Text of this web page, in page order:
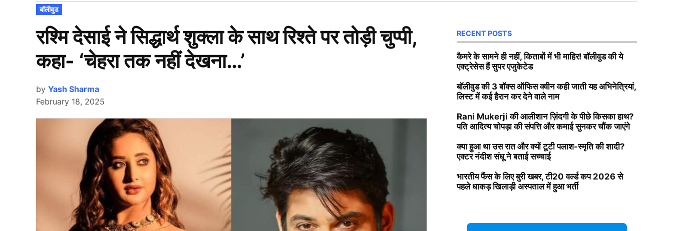
Open
POSTED
IN
बॉलीवुड
रश्मि देसाई ने सिद्धार्थ शुक्ला के साथ रिश्ते पर तोड़ी चुप्पी,
कहा- ‘चेहरा तक नहीं देखना…’
by Yash Sharma
February 18, 2025
RECENT POSTS
कैमरे के सामने ही नहीं, किताबों में भी माहिर! बॉलीवुड की ये
एक्ट्रेसेस हैं सुपर एजुकेटेड
बॉलीवुड की 3 बॉक्स ऑफिस क्वीन कही जाती यह अभिनेत्रियां,
लिस्ट में कई हैरान कर देने वाले नाम
Rani Mukerji की आलीशान ज़िंदगी के पीछे किसका हाथ?
पति आदित्य चोपड़ा की संपत्ति और कमाई सुनकर चौंक जाएंगे
क्या हुआ था उस रात और क्यों टूटी पलाश-स्मृति की शादी?
एक्टर नंदीश संधू ने बताई सच्चाई
भारतीय फैंस के लिए बुरी खबर, टी20 वर्ल्ड कप 2026 से
पहले धाकड़ खिलाड़ी अस्पताल में हुआ भर्ती